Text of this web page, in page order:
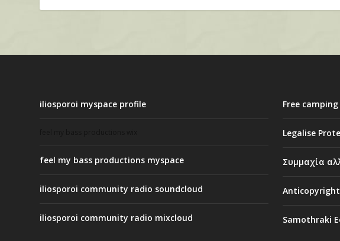
iliosporoi myspace profile
feel my bass productions myspace
iliosporoi community radio soundcloud
iliosporoi community radio mixcloud
Free
Legalise
Συμμαχία
Samothraki